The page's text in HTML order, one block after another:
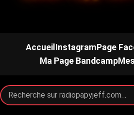
Accueil InstagramPage
Ma Page Bandcamp